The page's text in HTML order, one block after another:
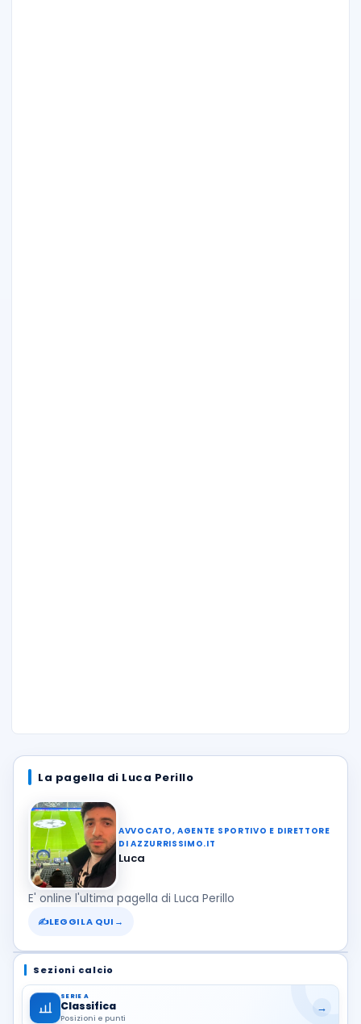
La pagella di Luca Perillo
AVVOCATO, AGENTE SPORTIVO E DIRETTORE
DI AZZURRISSIMO.IT
Luca
E' online l'ultima pagella di Luca Perillo
✍LEGGILA QUI →
Sezioni calcio
SERIE A
Classifica
Posizioni e punti
→